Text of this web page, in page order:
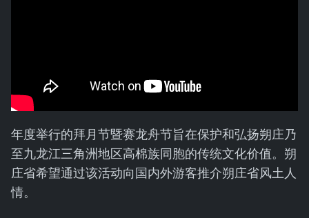
年度举行的拜月节暨赛龙舟节旨在保护和弘扬朔庄乃
至九龙江三角洲地区高棉族同胞的传统文化价值。朔
庄省希望通过该活动向国内外游客推介朔庄省风土人
情。